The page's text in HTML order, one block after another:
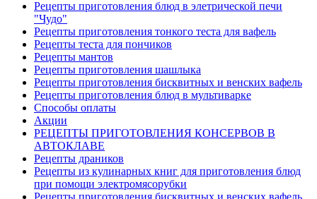
Рецепты приготовления блюд в элетрической печи
"Чудо"
Рецепты приготовления тонкого теста для вафель
Рецепты теста для пончиков
Рецепты мантов
Рецепты приготовления шашлыка
Рецепты приготовления бисквитных и венских вафель
Рецепты приготовления блюд в мультиварке
Способы оплаты
Акции
РЕЦЕПТЫ ПРИГОТОВЛЕНИЯ КОНСЕРВОВ В
АВТОКЛАВЕ
Рецепты драников
Рецепты из кулинарных книг для приготовления блюд
при помощи электромясорубки
Рецепты приготовления бисквитных и венских вафель.